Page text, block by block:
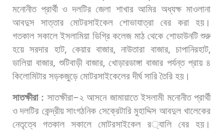
মনোনীত প্রার্থী ও দলটির জেলা শাখার আমির অধ্যক্ষ মাওলানা
আবদুস
সাত্তার মোটরসাইকেল শোভাযাত্রা বের করা
হয়।
গতকাল সকালে ইসলামিয়া ডিগ্রি কলেজ মাঠ থেকে শোডাউনটি শুরু
হয়ে সরদার হাট, কেয়ার বাজার,নাউতারা বাজার,চাপানিরহাট,
ডালিয়া বাজার, শুটিবাড়ী বাজার, খোড়ারডাঙ্গা বাজার পর্যন্ত প্রায় ৪
কিলোমিটার সড়কজুড়ে মোটরসাইকেলের দীর্ঘ সারি তৈরি হয়।
সাতক্ষীরা: সাতক্ষীরা–২ আসনে জামায়াতে ইসলামী মনোনীত প্রার্থী
ও দলটির কেন্দ্রীয় সাংগঠনিক সেক্রেটারি মুহাদ্দিস আবদুল খালেকের
নেতৃত্বে
গতকাল সকালে মোটরসাইকেল র্যালি বের
হয়।